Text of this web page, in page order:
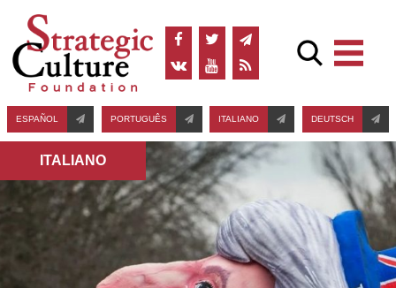
ESPAÑOL PORTUGUÊS ITALIANO DEUTSCH
ITALIANO